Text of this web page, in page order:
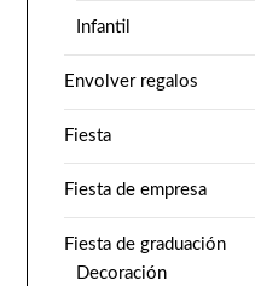
Infantil
Envolver regalos
Fiesta
Fiesta de empresa
Fiesta de graduación
Decoración